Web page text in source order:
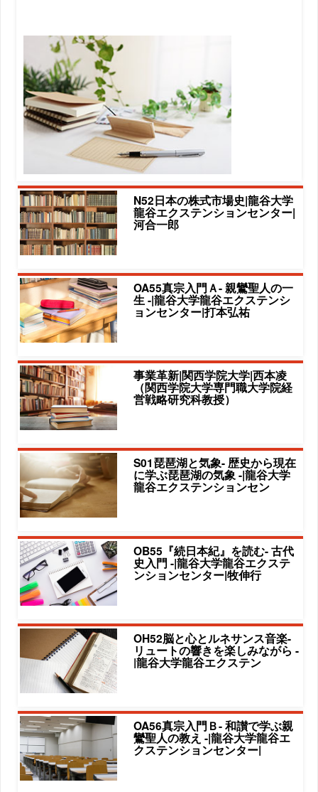
N52日本の株式市場史|龍谷大学
龍谷エクステンションセンター|
河合一郎
OA55真宗入門Ａ- 親鸞聖人の一
生 -|龍谷大学龍谷エクステンシ
ョンセンター|打本弘祐
事業革新|関西学院大学|西本凌
（関西学院大学専門職大学院経
営戦略研究科教授）
S01琵琶湖と気象- 歴史から現在
に学ぶ琵琶湖の気象 -|龍谷大学
龍谷エクステンションセン
OB55『続日本紀』を読む- 古代
史入門 -|龍谷大学龍谷エクステ
ンションセンター|牧伸行
OH52脳と心とルネサンス音楽-
リュートの響きを楽しみながら -
|龍谷大学龍谷エクステン
OA56真宗入門Ｂ- 和讃で学ぶ親
鸞聖人の教え -|龍谷大学龍谷エ
クステンションセンター|